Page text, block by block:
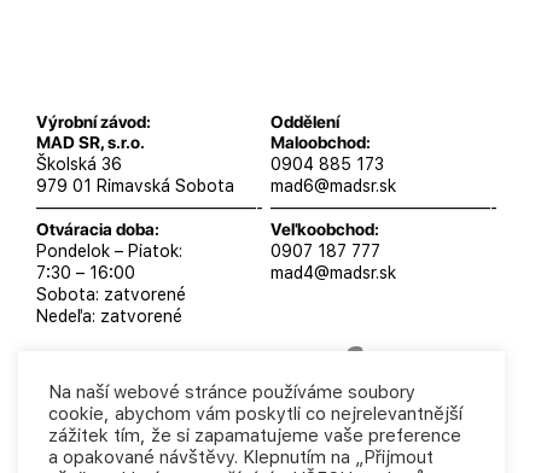
Výrobní závod:
MAD SR, s.r.o.
Školská 36
979 01 Rimavská Sobota
—————————————-
Otváracia doba:
Pondelok – Piatok:
7:30 – 16:00
Sobota: zatvorené
Nedeľa: zatvorené
Oddělení
Maloobchod:
0904 885 173
mad6@madsr.sk
—————————————-
Veľkoobchod:
0907 187 777
mad4@madsr.sk
MAD SR, s.r.o. 2025
Podmienky ochrany osobných
údajov
Obchodné podmienky
Na naší webové stránce používáme soubory
cookie, abychom vám poskytli co nejrelevantnější
zážitek tím, že si zapamatujeme vaše preference
a opakované návštěvy. Klepnutím na „Přijmout